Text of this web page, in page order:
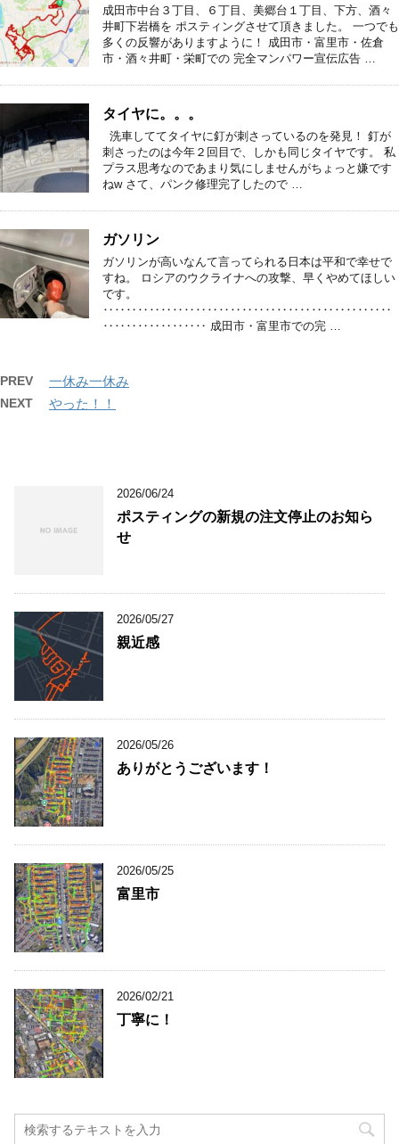
成田市中台３丁目、６丁目、美郷台１丁目、下方、酒々
井町下岩橋を ポスティングさせて頂きました。 一つでも
多くの反響がありますように！ 成田市・富里市・佐倉
市・酒々井町・栄町での 完全マンパワー宣伝広告 …
タイヤに。。。
洗車しててタイヤに釘が刺さっているのを発見！ 釘が
刺さったのは今年２回目で、しかも同じタイヤです。 私
プラス思考なのであまり気にしませんがちょっと嫌です
ねw さて、パンク修理完了したので …
ガソリン
ガソリンが高いなんて言ってられる日本は平和で幸せで
すね。 ロシアのウクライナへの攻撃、早くやめてほしい
です。
‥‥‥‥‥‥‥‥‥‥‥‥‥‥‥‥‥‥‥‥‥‥‥‥‥
‥‥‥‥‥‥‥‥‥ 成田市・富里市での完 …
PREV 一休み一休み
NEXT やった！！
2026/06/24
ポスティングの新規の注文停止のお知ら
せ
2026/05/27
親近感
2026/05/26
ありがとうございます！
2026/05/25
富里市
2026/02/21
丁寧に！